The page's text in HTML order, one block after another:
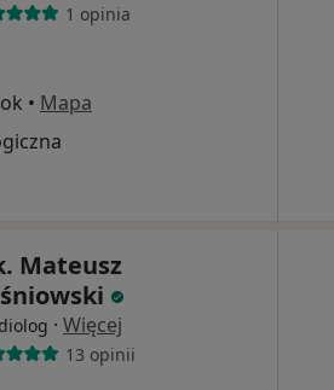
1 opinia
• Mapa
Mateusz
· Więcej
13 opinii